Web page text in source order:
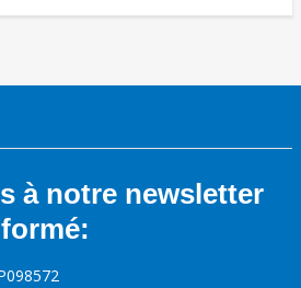
à notre newsletter